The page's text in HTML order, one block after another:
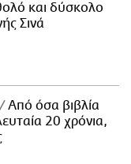
και δύσκολο
Σινά
Από όσα βιβλία
20 χρόνια,